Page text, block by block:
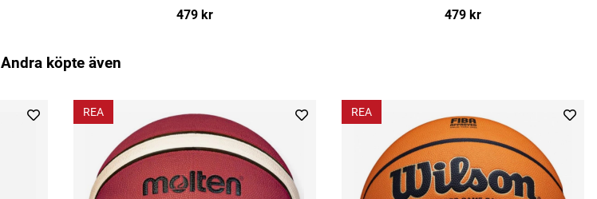
479 kr 479 kr
Andra köpte även
REA REA